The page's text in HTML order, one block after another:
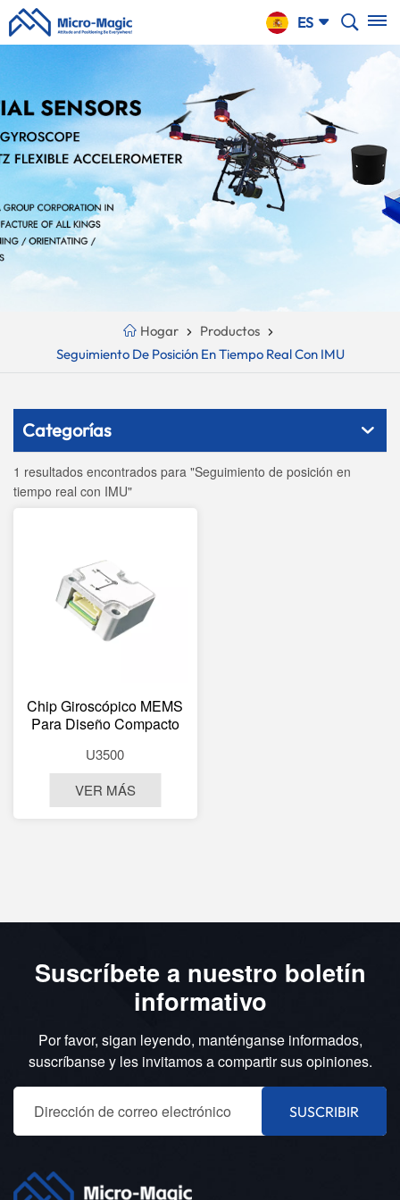
ES
English
русский
Español
Português
بالعربية
Hogar
Productos
Seguimiento De Posición En Tiempo Real Con IMU
Categorías
1 resultados encontrados para "Seguimiento de posición en
tiempo real con IMU"
Chip Giroscópico MEMS
Para Diseño Compacto
U3500
VER MÁS
Suscríbete a nuestro boletín
informativo
Por favor, sigan leyendo, manténganse informados,
suscríbanse y les invitamos a compartir sus opiniones.
SUSCRIBIR
CARRO
DE LA
COMPRA
Your
Cart
Empty!